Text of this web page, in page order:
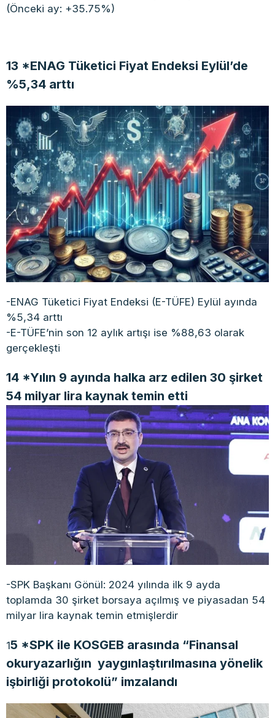
(Önceki ay: +35.75%)
13 *ENAG Tüketici Fiyat Endeksi Eylül’de
%5,34 arttı
-ENAG Tüketici Fiyat Endeksi (E-TÜFE) Eylül ayında
%5,34 arttı
-E-TÜFE’nin son 12 aylık artışı ise %88,63 olarak
gerçekleşti
14 *Yılın 9 ayında halka arz edilen 30 şirket
54 milyar lira kaynak temin etti
-SPK Başkanı Gönül: 2024 yılında ilk 9 ayda
toplamda 30 şirket borsaya açılmış ve piyasadan 54
milyar lira kaynak temin etmişlerdir
15 *SPK ile KOSGEB arasında “Finansal
okuryazarlığın yaygınlaştırılmasına yönelik
işbirliği protokolü” imzalandı